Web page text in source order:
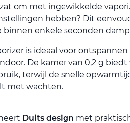
om met ingewikkelde
hebben? Dit
binnen enkele seconden
is ideaal voor
De kamer van 0,2 g
terwijl de snelle
met wachten.
Duits design met